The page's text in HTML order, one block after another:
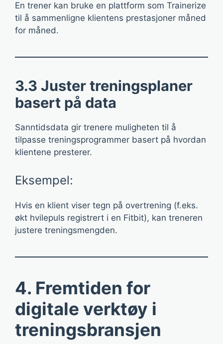
En trener kan bruke en plattform som Trainerize
til å sammenligne klientens prestasjoner måned
for måned.
3.3 Juster treningsplaner
basert på data
Sanntidsdata gir trenere muligheten til å
tilpasse treningsprogrammer basert på hvordan
klientene presterer.
Eksempel:
Hvis en klient viser tegn på overtrening (f.eks.
økt hvilepuls registrert i en Fitbit), kan treneren
justere treningsmengden.
4. Fremtiden for
digitale verktøy i
treningsbransjen